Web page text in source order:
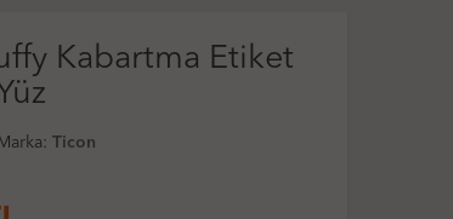
Kabartma Etiket
Marka: Ticon